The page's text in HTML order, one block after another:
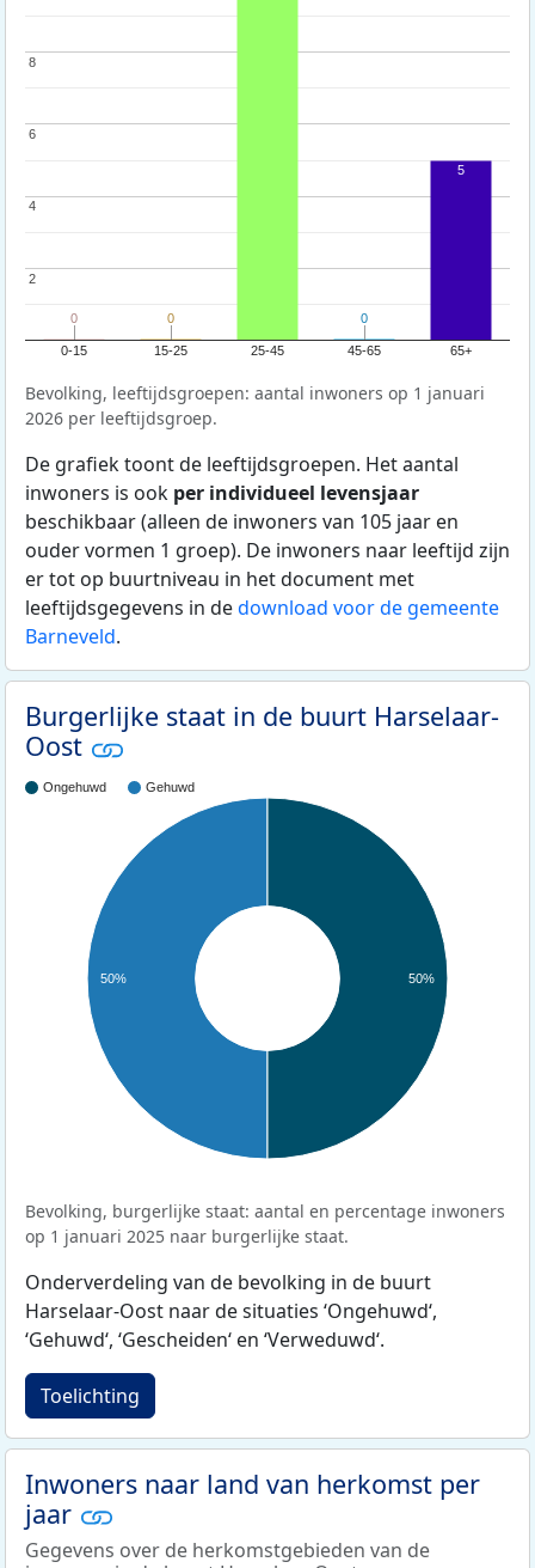
0-15 15-25 25-45 45-65 65+
2
2
4
4
6
6
8
8
0
0 0
0 0
0
5
Bevolking, leeftijdsgroepen: aantal inwoners op 1 januari
2026 per leeftijdsgroep.
De grafiek toont de leeftijdsgroepen. Het aantal
inwoners is ook per individueel levensjaar
beschikbaar (alleen de inwoners van 105 jaar en
ouder vormen 1 groep). De inwoners naar leeftijd zijn
er tot op buurtniveau in het document met
leeftijdsgegevens in dedownload voor de gemeente
Barneveld.
Burgerlijke staat in de buurt Harselaar-
Oost
Ongehuwd Gehuwd
50% 50%
Bevolking, burgerlijke staat: aantal en percentage inwoners
op 1 januari 2025 naar burgerlijke staat.
Onderverdeling van de bevolking in de buurt
Harselaar-Oost naar de situaties ‘Ongehuwd‘,
‘Gehuwd‘, ‘Gescheiden‘ en ‘Verweduwd‘.
Toelichting
Inwoners naar land van herkomst per
jaar
Gegevens over de herkomstgebieden van de